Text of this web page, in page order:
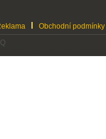
Obchodní podmínky